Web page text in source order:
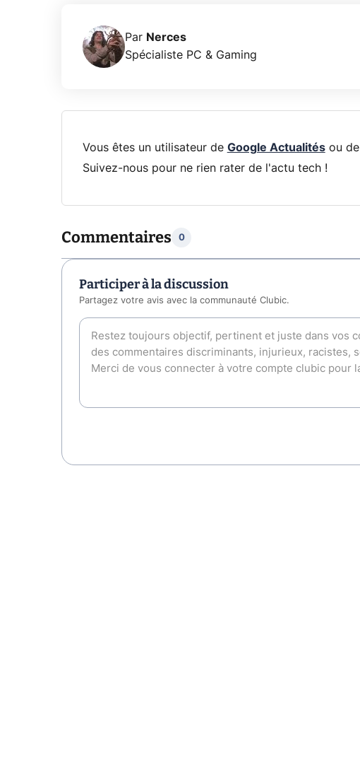
Par Nerces
Spécialiste PC & Gaming
Vous êtes un utilisateur de Google Actualitésou de
Suivez-nous pour ne rien rater de l'actu tech !
Commentaires 0
Participer à la discussion
Partagez votre avis avec la communauté Clubic.